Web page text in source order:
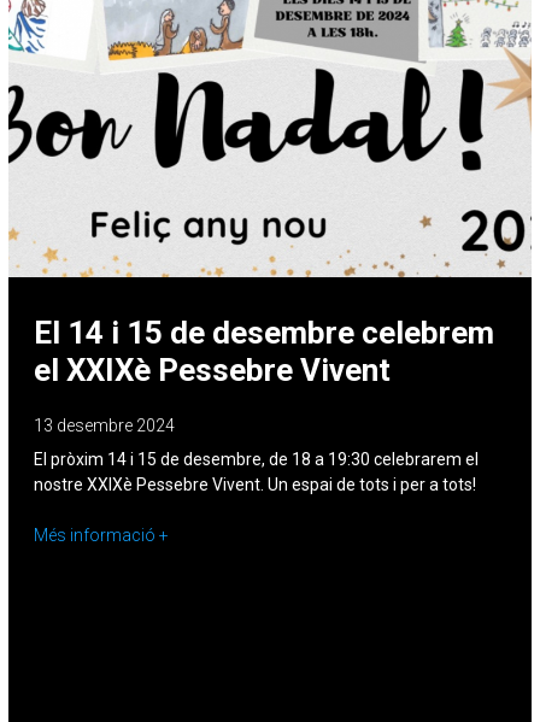
El 14 i 15 de desembre celebrem
el XXIXè Pessebre Vivent
13 desembre 2024
El pròxim 14 i 15 de desembre, de 18 a 19:30 celebrarem el
nostre XXIXè Pessebre Vivent. Un espai de tots i per a tots!
Més informació +